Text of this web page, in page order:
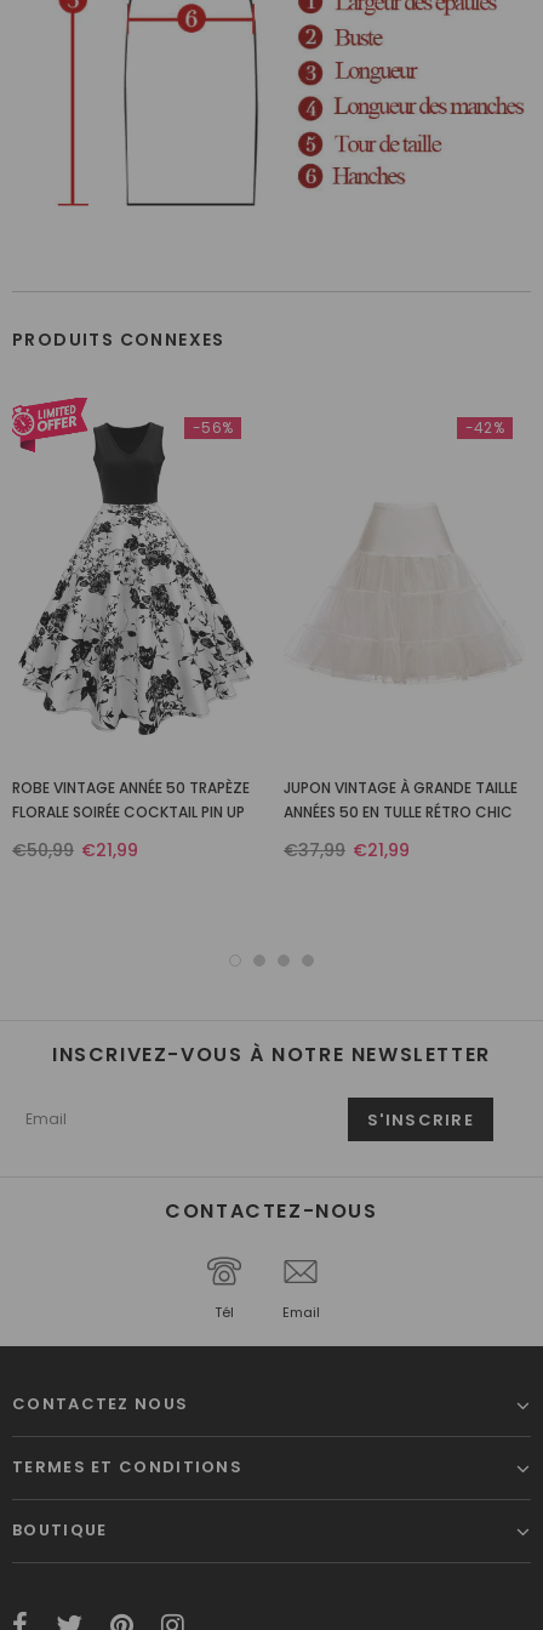
PRODUITS CONNEXES
-56%
ROBE VINTAGE ANNÉE 50 TRAPÈZE
FLORALE SOIRÉE COCKTAIL PIN UP
€50,99 €21,99
-42%
JUPON VINTAGE À GRANDE TAILLE
ANNÉES 50 EN TULLE RÉTRO CHIC
€37,99 €21,99
INSCRIVEZ-VOUS À NOTRE NEWSLETTER
CONTACTEZ-NOUS
Tél Email
CONTACTEZ NOUS
TERMES ET CONDITIONS
BOUTIQUE